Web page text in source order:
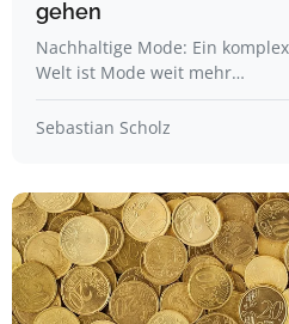
gehen
Nachhaltige Mode: Ein
Welt ist Mode weit mehr…
Sebastian Scholz